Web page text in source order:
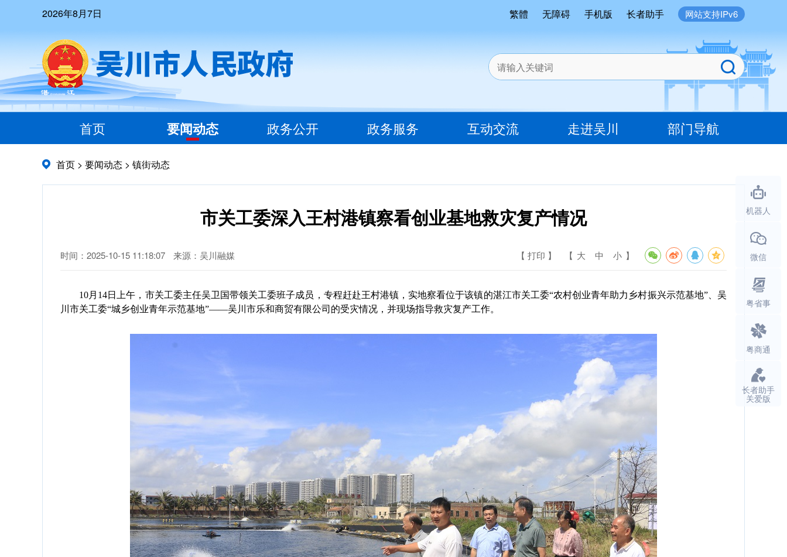
2026年8月7日 繁體 无障碍 手机版 长者助手 网站支持IPv6
首页 要闻动态 政务公开 政务服务 互动交流 走进吴川 部门导航
首页 > 要闻动态 > 镇街动态
市关工委深入王村港镇察看创业基地救灾复产情况
时间：2025-10-15 11:18:07 来源：吴川融媒 【 打印 】 【 大 中 小 】
10月14日上午，市关工委主任吴卫国带领关工委班子成员，专程赶赴王村港镇，实地察看位于该镇的湛江市关工委“农村创业青年助力乡村振兴示范基地”、吴
川市关工委“城乡创业青年示范基地”——吴川市乐和商贸有限公司的受灾情况，并现场指导救灾复产工作。
机器人
微信
粤省事
粤商通
长者助手
关爱版